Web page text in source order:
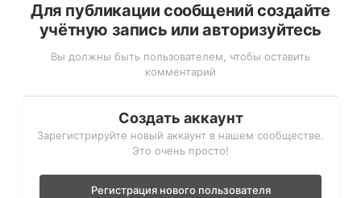
Для публикации сообщений создайте
учётную запись или авторизуйтесь
Вы должны быть пользователем, чтобы оставить
комментарий
Создать аккаунт
Зарегистрируйте новый аккаунт в нашем сообществе.
Это очень просто!
Регистрация нового пользователя